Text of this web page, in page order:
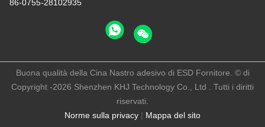
86-0755-28102935
Norme sulla privacy | Mappa del sito
Buona qualità della Cina Nastro adesivo di ESD Fornitore. © di
Copyright -2026 Shenzhen KHJ Technology Co., Ltd . Tutti i diritti
riservati.